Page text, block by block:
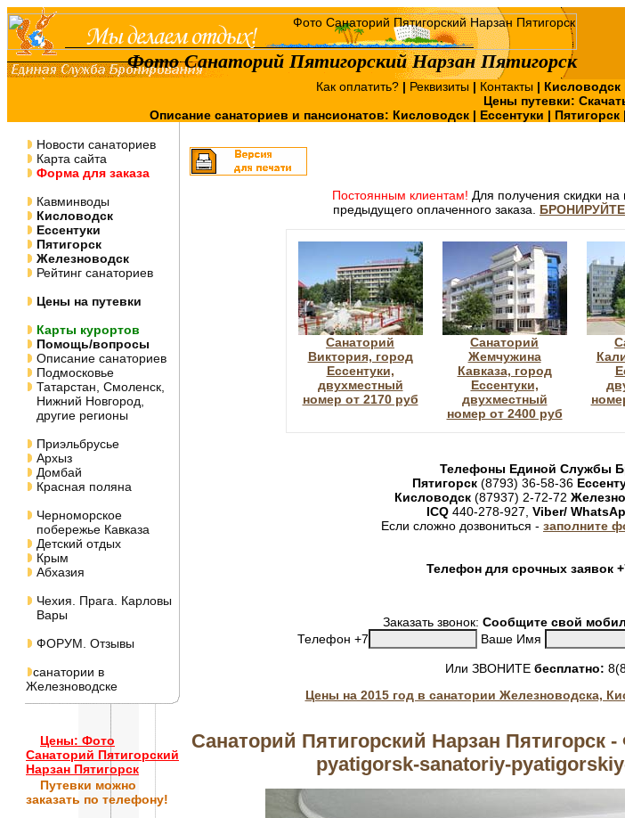
Фото Санаторий Пятигорский Нарзан Пятигорск
Как оплатить? | Реквизиты | Контакты | Кисловодск
Цены путевки:
Описание санаториев и пансионатов: Кисловодск | Ессентуки | Пятигорск |
Новости санаториев
Карта сайта
Форма для заказа
Кавминводы
Кисловодск
Ессентуки
Пятигорск
Железноводск
Рейтинг санаториев
Цены на путевки
Карты курортов
Помощь/вопросы
Описание санаториев
Подмосковье
Татарстан, Смоленск,
Нижний Новгород,
другие регионы
Приэльбрусье
Архыз
Домбай
Красная поляна
Черноморское
побережье Кавказа
Детский отдых
Крым
Абхазия
Чехия. Прага. Карловы
Вары
ФОРУМ. Отзывы
санатории в
Железноводске
Цены: Фото
Санаторий Пятигорский
Нарзан Пятигорск
Путевки можно
заказать по телефону!
Постоянным клиентам! Для получения скидки на
предыдущего оплаченного заказа. БРОНИРУЙТЕ
Санаторий
Виктория, город
Ессентуки,
двухместный
номер от 2170 руб
Санаторий
Жемчужина
Кавказа, город
Ессентуки,
двухместный
номер от 2400 руб
Телефоны Единой Службы
Пятигорск(8793) 36-58-36
Кисловодск(87937) 2-72-72
ICQ 440-278-927, Viber/
Если сложно дозвониться - заполните
Телефон для срочных заявок
Заказать звонок: Сообщите свой
Телефон +7
Ваше Имя
Или ЗВОНИТЕ бесплатно:
Цены на 2015 год в санатории Железноводска,
Санаторий Пятигорский Нарзан Пятигорск
pyatigorsk-sanatoriy-